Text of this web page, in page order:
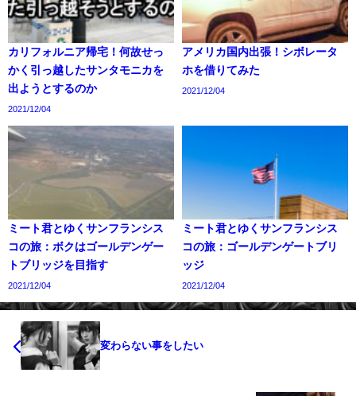
カリフォルニア帰宅！何故せっ
かく引っ越したサンタモニカを
出ようとするのか
2021/12/04
アメリカ国内出張！シボレータ
ホを借りてみた
2021/12/04
ミート君とゆくサンフランシス
コの旅：ボクはゴールデンゲー
トブリッジを目指す
2021/12/04
ミート君とゆくサンフランシス
コの旅：ゴールデンゲートブリ
ッジ
2021/12/04
変わらない事をしたい